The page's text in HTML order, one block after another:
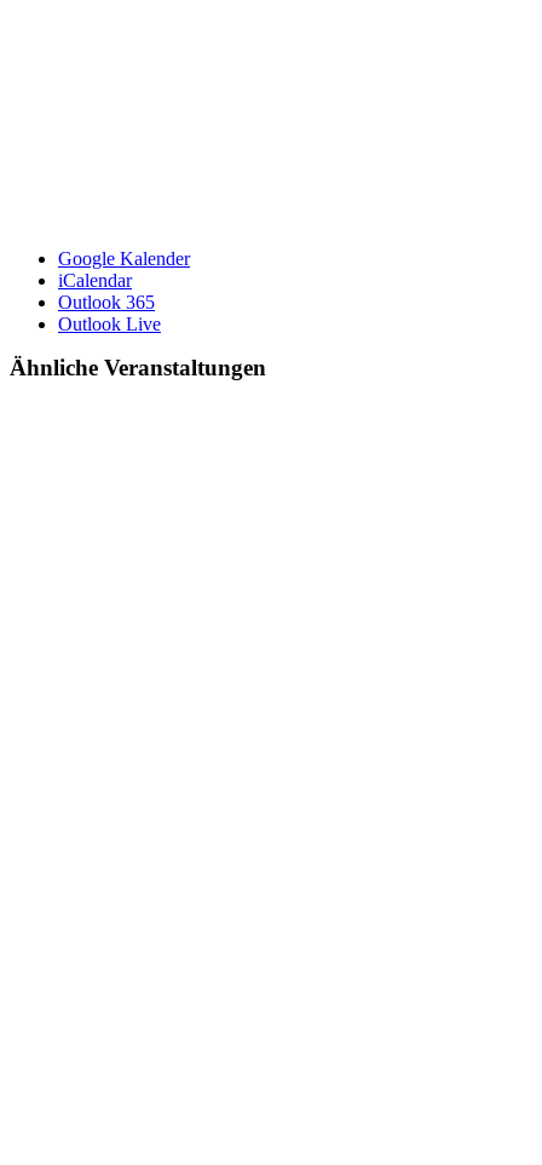
Google Kalender
iCalendar
Outlook 365
Outlook Live
Ähnliche Veranstaltungen